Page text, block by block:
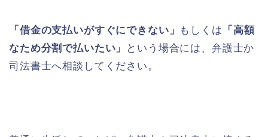
「借金の支払いがすぐにできない」 もしくは 「高額
なため分割で払いたい」
という場合には、弁護士か
司法書士へ相談してください。